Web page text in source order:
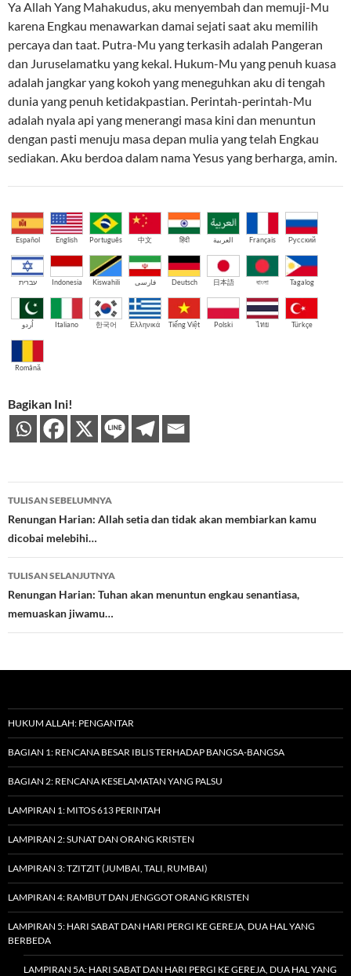
Ya Allah Yang Mahakudus, aku menyembah dan memuji-Mu
karena Engkau menawarkan damai sejati saat aku memilih
percaya dan taat. Putra-Mu yang terkasih adalah Pangeran
dan Juruselamatku yang kekal. Hukum-Mu yang penuh kuasa
adalah jangkar yang kokoh yang meneguhkan aku di tengah
dunia yang penuh ketidakpastian. Perintah-perintah-Mu
adalah nyala api yang menerangi masa kini dan menuntun
dengan pasti menuju masa depan mulia yang telah Engkau
sediakan. Aku berdoa dalam nama Yesus yang berharga, amin.
Español English Português 中文 हिंदी العربية Français Русский
עברית Indonesia Kiswahili فارسی Deutsch 日本語 বাংলা Tagalog
اُردو Italiano 한국어 Ελληνικά Tiếng Việt Polski ไทย Türkçe
Română
Bagikan Ini!
Navigasi
Tulisan
TULISAN SEBELUMNYA
Renungan Harian: Allah setia dan tidak akan membiarkan kamu
dicobai melebihi…
TULISAN SELANJUTNYA
Renungan Harian: Tuhan akan menuntun engkau senantiasa,
memuaskan jiwamu…
HUKUM ALLAH: PENGANTAR
BAGIAN 1: RENCANA BESAR IBLIS TERHADAP BANGSA-BANGSA
BAGIAN 2: RENCANA KESELAMATAN YANG PALSU
LAMPIRAN 1: MITOS 613 PERINTAH
LAMPIRAN 2: SUNAT DAN ORANG KRISTEN
LAMPIRAN 3: TZITZIT (JUMBAI, TALI, RUMBAI)
LAMPIRAN 4: RAMBUT DAN JENGGOT ORANG KRISTEN
LAMPIRAN 5: HARI SABAT DAN HARI PERGI KE GEREJA, DUA HAL YANG
BERBEDA
LAMPIRAN 5A: HARI SABAT DAN HARI PERGI KE GEREJA, DUA HAL YANG